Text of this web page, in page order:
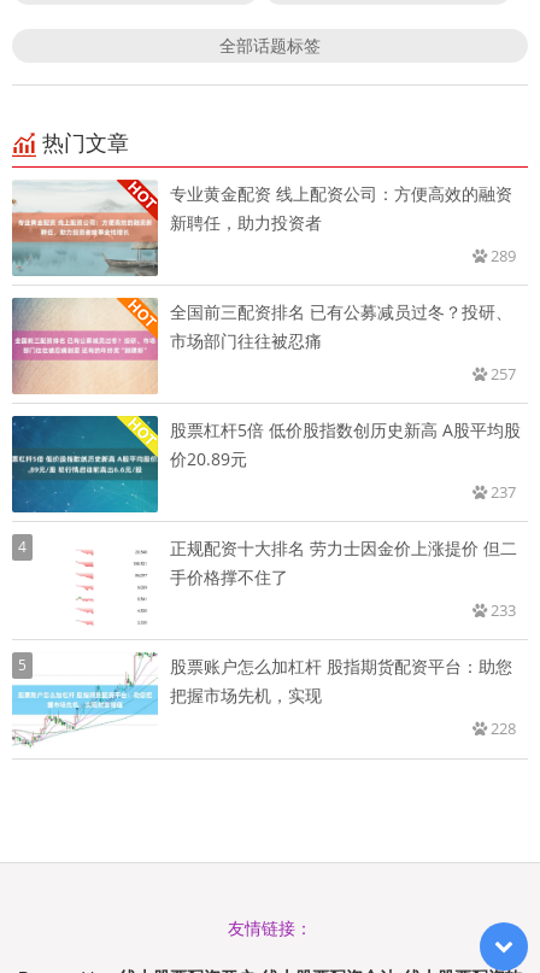
全部话题标签
热门文章
专业黄金配资 线上配资公司：方便高效的融资
新聘任，助力投资者
289
全国前三配资排名 已有公募减员过冬？投研、
市场部门往往被忍痛
257
股票杠杆5倍 低价股指数创历史新高 A股平均股
价20.89元
237
4
正规配资十大排名 劳力士因金价上涨提价 但二
手价格撑不住了
233
5
股票账户怎么加杠杆 股指期货配资平台：助您
把握市场先机，实现
228
友情链接：